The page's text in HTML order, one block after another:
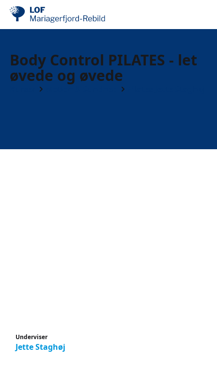
Body Control PILATES - let
øvede og øvede
Underviser
Jette Staghøj